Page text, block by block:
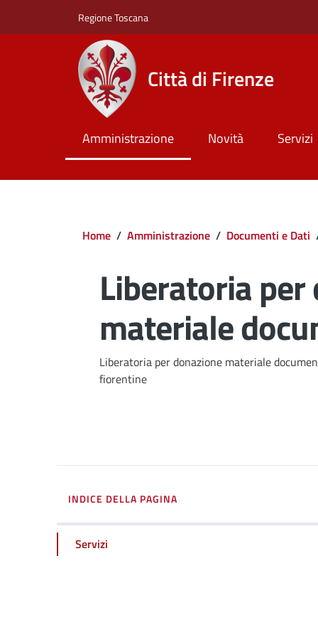
Regione Toscana
Città di Firenze
Amministrazione Novità Servizi
Briciole di pane
Home / Amministrazione / Documenti e Dati
Liberatoria
materiale
Dettagli
Liberatoria per donazione materiale
fiorentine
INDICE DELLA PAGINA
Servizi